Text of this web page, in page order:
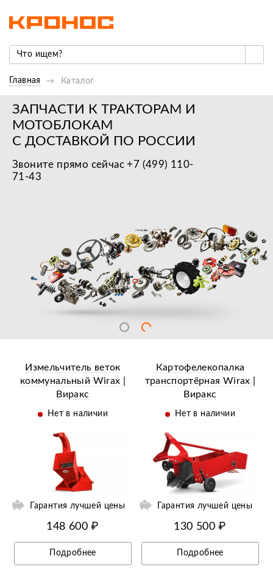
Главная Каталог
ЗАПЧАСТИ К ТРАКТОРАМ И
МОТОБЛОКАМ
С ДОСТАВКОЙ ПО РОССИИ
Звоните прямо сейчас +7 (499) 110-
71-43
Измельчитель веток
коммунальный Wirax |
Виракс
Нет в наличии
Гарантия лучшей цены
148 600 ₽
Подробнее
Картофелекопалка
транспортёрная Wirax |
Виракс
Нет в наличии
Ещё 13 фотографий
Гарантия лучшей цены
130 500 ₽
Подробнее